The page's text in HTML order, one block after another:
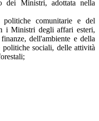
dei Ministri, adottata nella
comunitarie e del
i Ministri degli affari esteri,
dell'ambiente e della
sociali, delle attività